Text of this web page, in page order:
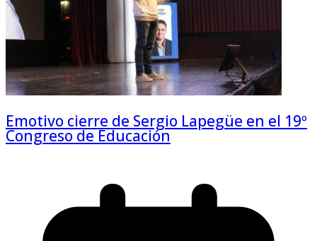
Emotivo cierre de Sergio Lapegüe en el 19º
Congreso de Educación